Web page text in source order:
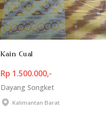
Kain Cual
Rp 1.500.000,-
Dayang Songket
Kalimantan Barat